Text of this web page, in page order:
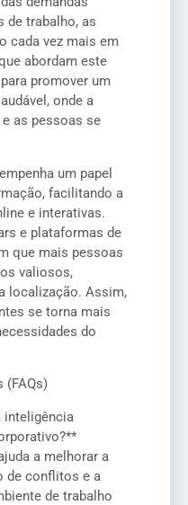
de trabalho, as
cada vez mais em
abordam este
promover um
onde a
as pessoas se
um papel
facilitando a
e interativas.
e plataformas de
que mais pessoas
valiosos,
localização. Assim,
se torna mais
do
(FAQs)
inteligência
a melhorar a
de conflitos e a
de trabalho